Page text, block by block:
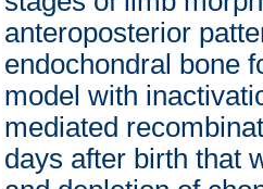
anteroposterior
endochondral bone
model with
mediated
days after birth that